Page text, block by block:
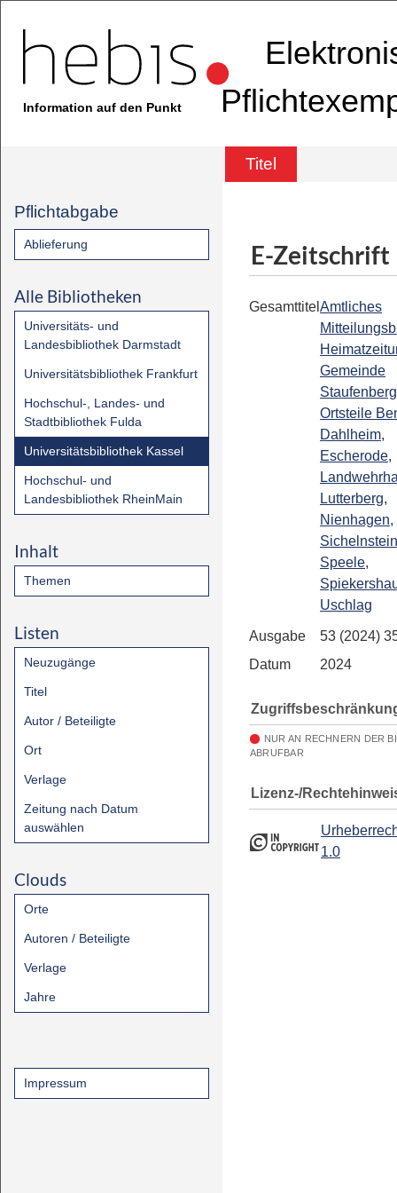
Information auf den Punkt
Titel
Pflichtabgabe
Ablieferung
Alle Bibliotheken
Universitäts- und
Landesbibliothek Darmstadt
Universitätsbibliothek Frankfurt
Hochschul-, Landes- und
Stadtbibliothek Fulda
Universitätsbibliothek Kassel
Hochschul- und
Landesbibliothek RheinMain
Inhalt
Themen
Listen
Neuzugänge
Titel
Autor / Beteiligte
Ort
Verlage
Zeitung nach Datum
auswählen
Clouds
Orte
Autoren / Beteiligte
Verlage
Jahre
Impressum
E-Zeitschrift
Gesamttitel Amtliches
Gemeinde
Ortsteile
Dahlheim,
Escherode,
Lutterberg,
Nienhagen,
Speele,
Uschlag
Ausgabe
53 (2024)
Datum
2024
NUR AN RECHNERN DER
ABRUFBAR
Lizenz-/
1.0